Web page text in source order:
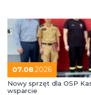
07.08.2026
Nowy sprzęt dla OSP
wsparcie